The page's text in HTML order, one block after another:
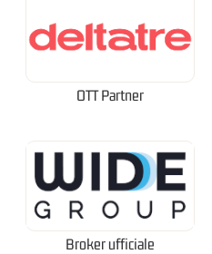
OTT Partner
Broker ufficiale